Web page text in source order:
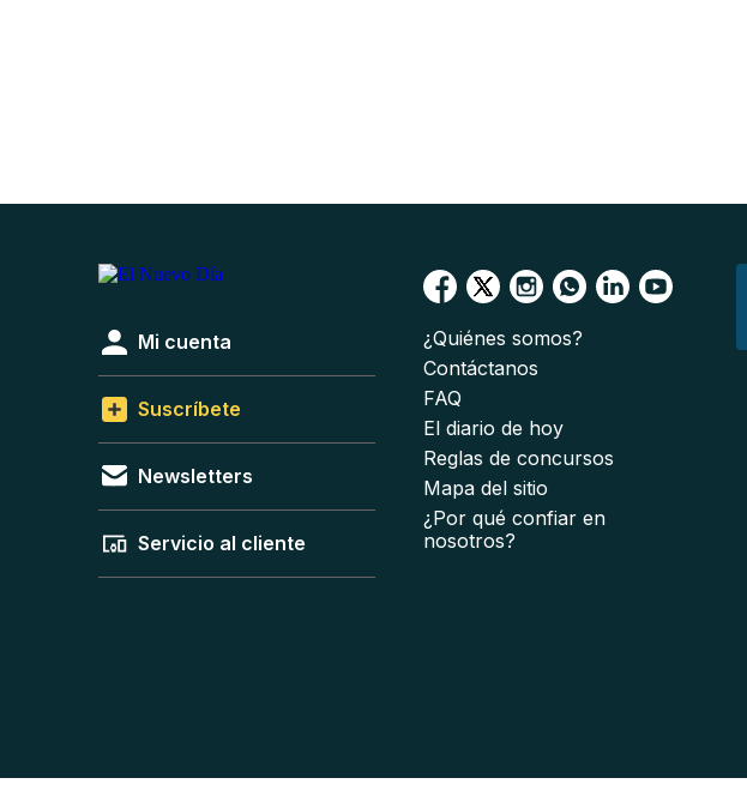
Mi cuenta
Suscríbete
Newsletters
Servicio al cliente
¿Quiénes somos?
Contáctanos
FAQ
El diario de hoy
Reglas de concursos
Mapa del sitio
¿Por qué confiar en
nosotros?